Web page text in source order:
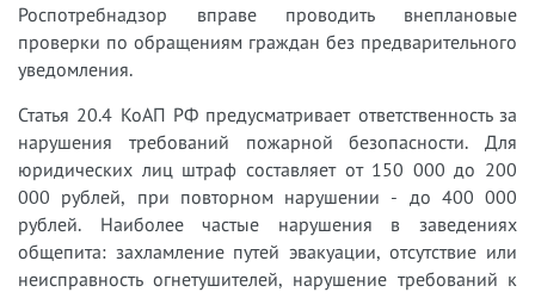
Роспотребнадзор вправе проводить внеплановые
проверки по обращениям граждан без предварительного
уведомления.
Статья 20.4 КоАП РФ предусматривает ответственность за
нарушения требований пожарной безопасности. Для
юридических лиц штраф составляет от 150 000 до 200
000 рублей, при повторном нарушении - до 400 000
рублей. Наиболее частые нарушения в заведениях
общепита: захламление путей эвакуации, отсутствие или
неисправность огнетушителей, нарушение требований к